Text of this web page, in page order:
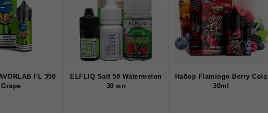
FL 350
Grape
ELFLIQ Salt 50 Watermelon
30 мл
Набор Flamingo Berry Cola
30ml